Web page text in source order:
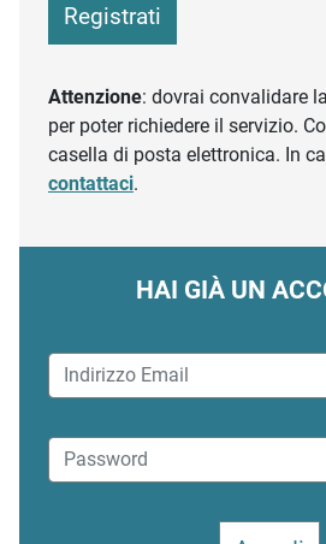
Registrati
Attenzione: dovrai convalidare
per poter richiedere il servizio.
casella di posta elettronica. In
contattaci.
HAI GIÀ UN